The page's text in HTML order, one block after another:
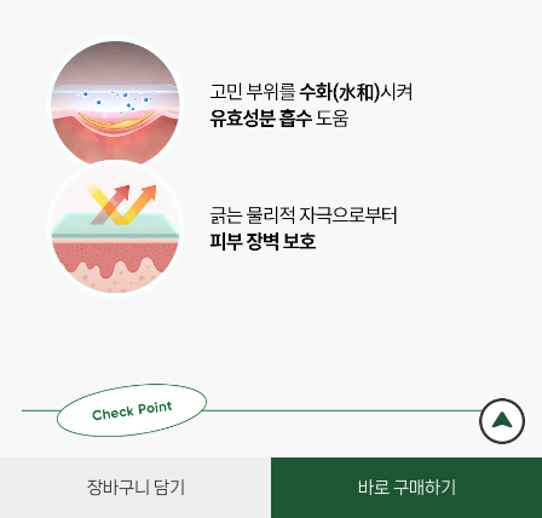
장바구니 담기 바로 구매하기